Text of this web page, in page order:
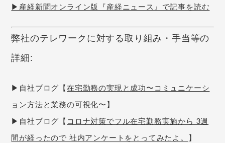
▶産経新聞オンライン版『産経ニュース』で記事を読む
弊社のテレワークに対する取り組み・手当等の
詳細:
▶自社ブログ【在宅勤務の実現と成功〜コミュニケーシ
ョン方法と業務の可視化〜】
▶自社ブログ【 コロナ対策でフル在宅勤務実施から 3週
間が経ったので 社内アンケートをとってみたよ。
】